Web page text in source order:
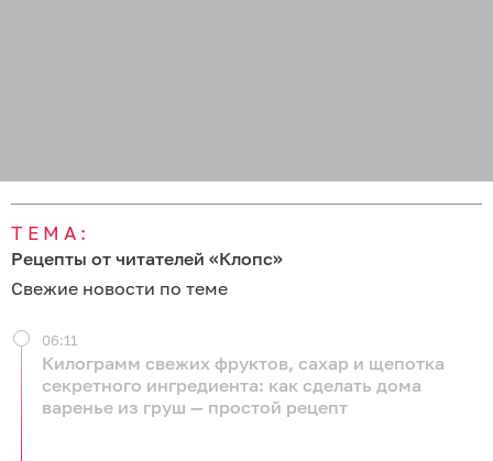
ТЕМА:
Рецепты от читателей «Клопс»
Свежие новости по теме
Килограмм свежих фруктов, сахар и щепотка
секретного ингредиента: как сделать дома
варенье из груш — простой рецепт
06:11